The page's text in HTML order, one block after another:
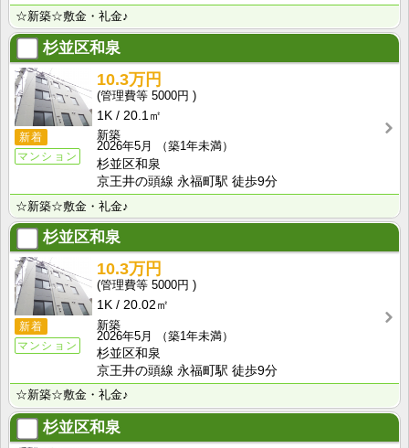
☆新築☆敷金・礼金♪
杉並区和泉
新着
マンション
10.3万円
5000円
1K
20.1㎡
新築
2026年5月
（築1年未満）
杉並区和泉
京王井の頭線 永福町駅 徒歩9分
☆新築☆敷金・礼金♪
杉並区和泉
新着
マンション
10.3万円
5000円
1K
20.02㎡
新築
2026年5月
（築1年未満）
杉並区和泉
京王井の頭線 永福町駅 徒歩9分
☆新築☆敷金・礼金♪
杉並区和泉